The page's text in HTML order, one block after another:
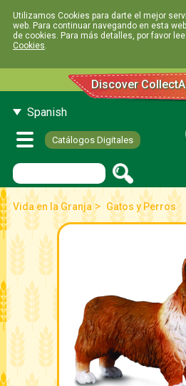
Utilizamos Cookies para darte el mejor
web. Para continuar navegando en esta
de cookies. Para más detalles, por favor
Cookies.
Discover
Spanish
Catálogos Digitales
Vida en la Granja> Gatos y Perros